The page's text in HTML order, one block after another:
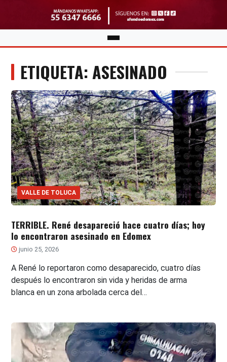
ETIQUETA: ASESINADO
VALLE DE TOLUCA
TERRIBLE. René desapareció hace cuatro días; hoy
lo encontraron asesinado en Edomex
junio 25, 2026
A René lo reportaron como desaparecido, cuatro días
después lo encontraron sin vida y heridas de arma
blanca en un zona arbolada cerca del…